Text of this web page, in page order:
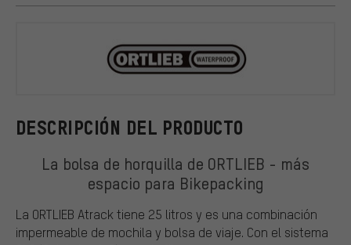
DESCRIPCIÓN DEL PRODUCTO
La bolsa de horquilla de ORTLIEB - más
espacio para Bikepacking
La ORTLIEB Atrack tiene 25 litros y es una combinación
impermeable de mochila y bolsa de viaje. Con el sistema
ORTLIEB